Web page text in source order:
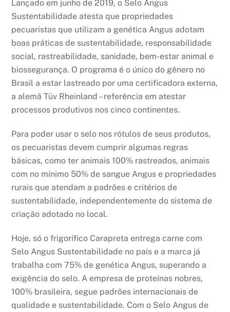
Lançado em junho de 2019, o Selo Angus
Sustentabilidade atesta que propriedades
pecuaristas que utilizam a genética Angus adotam
boas práticas de sustentabilidade, responsabilidade
social, rastreabilidade, sanidade, bem-estar animal e
biossegurança. O programa é o único do gênero no
Brasil a estar lastreado por uma certificadora externa,
a alemã Tüv Rheinland – referência em atestar
processos produtivos nos cinco continentes.
Para poder usar o selo nos rótulos de seus produtos,
os pecuaristas devem cumprir algumas regras
básicas, como ter animais 100% rastreados, animais
com no mínimo 50% de sangue Angus e propriedades
rurais que atendam a padrões e critérios de
sustentabilidade, independentemente do sistema de
criação adotado no local.
Hoje, só o frigorífico Carapreta entrega carne com
Selo Angus Sustentabilidade no país e a marca já
trabalha com 75% de genética Angus, superando a
exigência do selo. A empresa de proteínas nobres,
100% brasileira, segue padrões internacionais de
qualidade e sustentabilidade. Com o Selo Angus de